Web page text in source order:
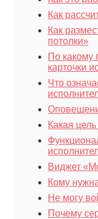
Как
Как
потолки»
По какому
карточки
Что
Какая
Виджет
Кому
Не могу
Почему